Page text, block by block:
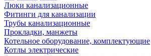
Люки канализационные
Фитинги для канализации
Трубы канализационные
Прокладки, манжеты
Котельное оборудование, комплектующие
Котлы электрические